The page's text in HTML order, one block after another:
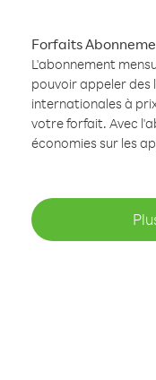
Forfaits
L'abonnement
pouvoir appeler des
internationales à
votre forfait. Avec
économies sur les